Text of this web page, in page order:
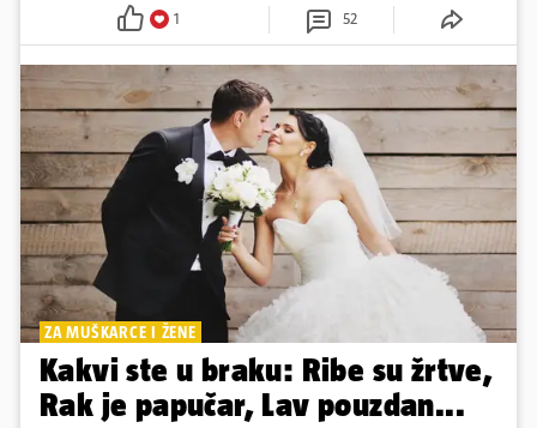
1 52
ZA MUŠKARCE I ŽENE
Kakvi ste u braku: Ribe su žrtve,
Rak je papučar, Lav pouzdan...